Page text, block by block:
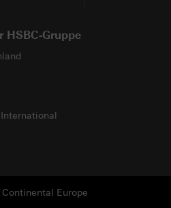
HSBC-Gruppe
Europe